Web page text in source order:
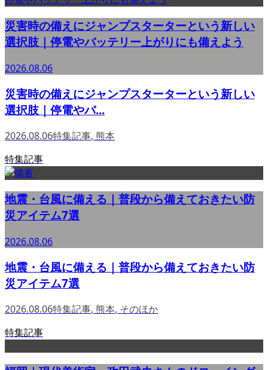
災害時の備えにジャンプスターターという新しい
選択肢｜停電やバッテリー上がりにも備えよう
2026.08.06
災害時の備えにジャンプスターターという新しい
選択肢｜停電やバ...
2026.08.06特集記事, 熊本
特集記事
地震・台風に備える｜普段から備えておきたい防
災アイテム7選
2026.08.06
地震・台風に備える｜普段から備えておきたい防
災アイテム7選
2026.08.06特集記事, 熊本, そのほか
特集記事